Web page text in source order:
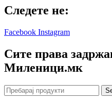
Следете не:
Facebook Instagram
Сите права
Mиленици.мк